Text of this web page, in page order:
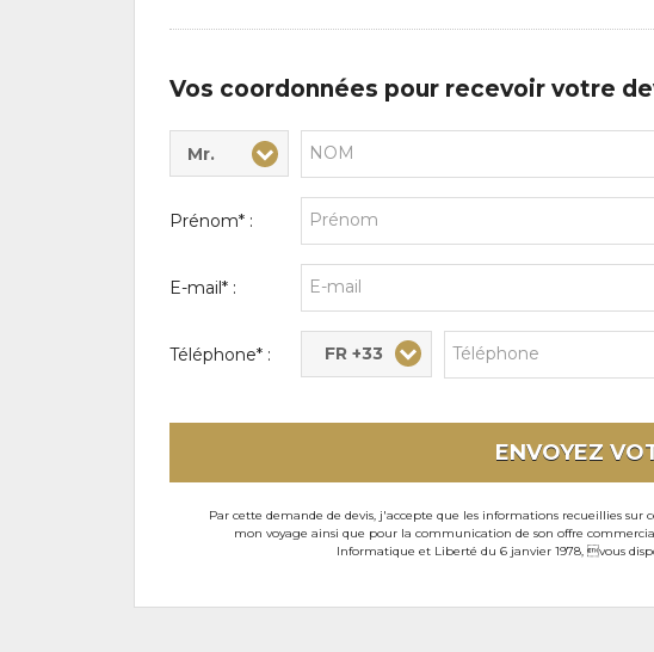
Vos coordonnées pour recevoir votre
Civilité* :
Mr.
Nom* :
Prénom* :
E-mail* :
Téléphone* : FR +33
ENVOYEZ
Par cette demande de devis, j'accepte que les informations recueillies
mon voyage ainsi que pour la communication de son offre
Informatique et Liberté du 6 janvier 1978, vous